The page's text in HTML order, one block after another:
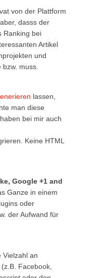
von der Plattform
dasss der
Ranking bei
Artikel
und
muss.
lassen,
man diese
bei mir auch
Keine HTML
Google +1 and
Ganze in einem
oder
der Aufwand für
Vielzahl an
Facebook,